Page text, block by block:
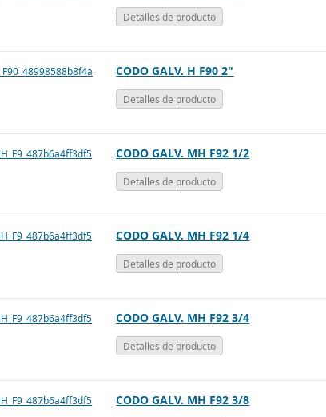
Detalles de producto
CODO GALV. H F90 2"
Detalles de producto
CODO GALV. MH F92 1/2
Detalles de producto
CODO GALV. MH F92 1/4
Detalles de producto
CODO GALV. MH F92 3/4
Detalles de producto
CODO GALV. MH F92 3/8